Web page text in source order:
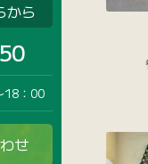
から
18：00
せ